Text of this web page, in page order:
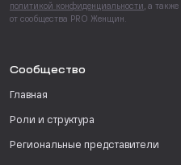
политикой конфиденциальности , а также
от сообщества PRO Женщин.
Сообщество
Главная
Роли и структура
Региональные представители